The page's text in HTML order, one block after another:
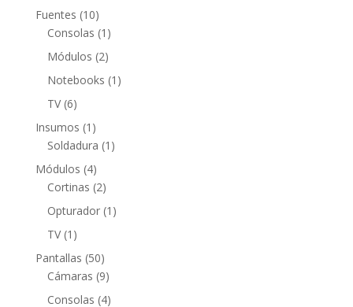
productos
Fuentes 1010
productos
Consolas 1 1
producto
Módulos 22
productos
Notebooks 1 1
TV 66
productos
Insumos 1 1
producto
Soldadura 1 1
Módulos 44
productos
Cortinas 22
productos
Opturador 1 1
TV 1 1
producto
Pantallas 5050
productos
Cámaras 99
productos
Consolas 44